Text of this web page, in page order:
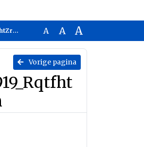
A A A
Vorige pagina